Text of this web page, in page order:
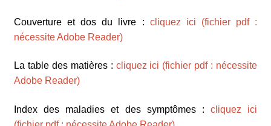
Couverture et dos du livre : cliquez ici (fichier pdf :
nécessite Adobe Reader)
La table des matières : cliquez ici (fichier pdf : nécessite
Adobe Reader)
Index des maladies et des symptômes :cliquez ici